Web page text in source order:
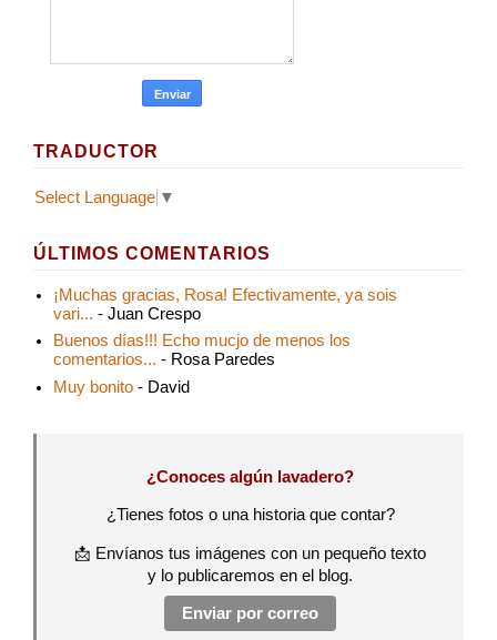
TRADUCTOR
Select Language ▼
ÚLTIMOS COMENTARIOS
¡Muchas gracias, Rosa! Efectivamente, ya sois
vari... - Juan Crespo
Buenos días!!! Echo mucjo de menos los
comentarios... - Rosa Paredes
Muy bonito - David
¿Conoces algún lavadero?
¿Tienes fotos o una historia que contar?
📩 Envíanos tus imágenes con un pequeño texto
y lo publicaremos en el blog.
Enviar por correo